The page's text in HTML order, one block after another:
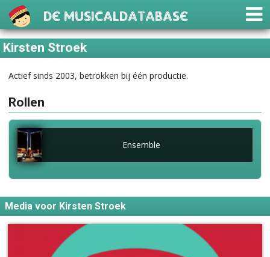
De Musicaldatabase
Kirsten Stroek
Actief sinds 2003, betrokken bij één productie.
Rollen
Ensemble
Media voor Kirsten Stroek